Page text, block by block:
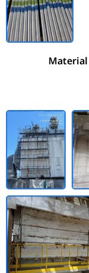
Material